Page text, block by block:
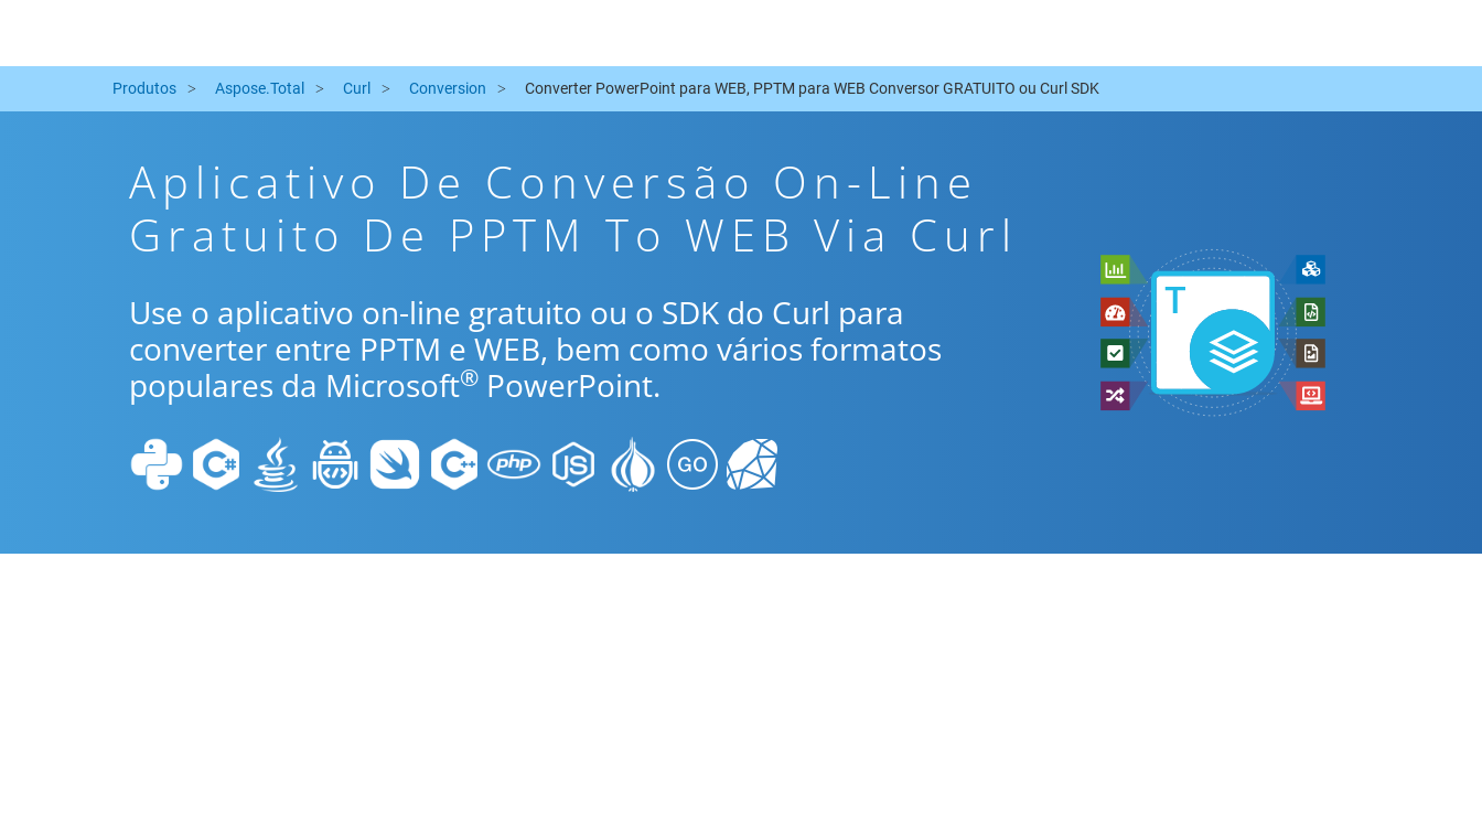
Produtos Aspose.Total Curl Conversion Converter PowerPoint para WEB, PPTM para WEB Conversor GRATUITO ou Curl SDK
Aplicativo De Conversão On-Line
Gratuito De PPTM To WEB Via Curl
Use o aplicativo on-line gratuito ou o SDK do Curl para
converter entre PPTM e WEB, bem como vários formatos
populares da Microsoft® PowerPoint.